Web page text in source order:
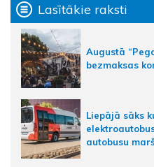
Lasītākie raksti
Augustā
bezmaksas
Liepājā sāks
autobusu